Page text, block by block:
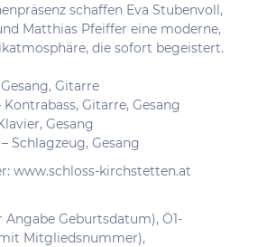
schaffen Eva Stubenvoll,
Matthias Pfeiffer eine moderne,
die sofort begeistert.
Gitarre
Kontrabass, Gitarre, Gesang
Gesang
Schlagzeug, Gesang
www.schloss-kirchstetten.at
Geburtsdatum), Ö1-
Mitgliedsnummer),